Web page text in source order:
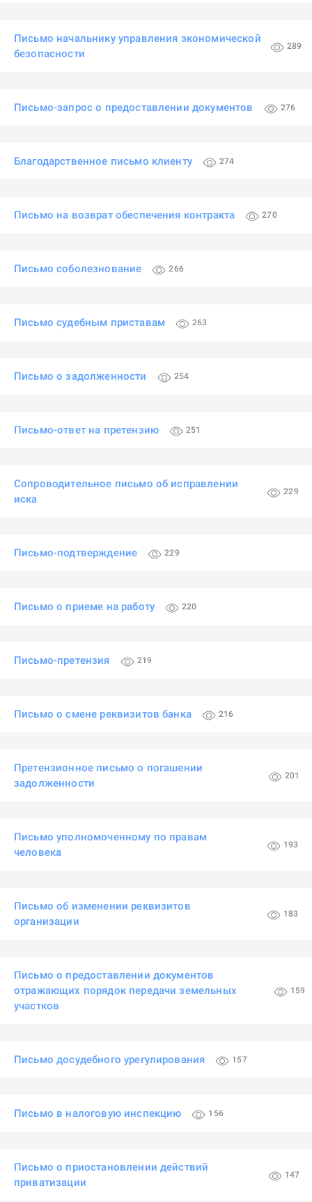
Письмо начальнику управления экономической
безопасности
289
Письмо-запрос о предоставлении документов 276
Благодарственное письмо клиенту 274
Письмо на возврат обеспечения контракта 270
Письмо соболезнование 266
Письмо судебным приставам 263
Письмо о задолженности 254
Письмо-ответ на претензию 251
Сопроводительное письмо об исправлении
иска
229
Письмо-подтверждение 229
Письмо о приеме на работу 220
Письмо-претензия 219
Письмо о смене реквизитов банка 216
Претензионное письмо о погашении
задолженности
201
Письмо уполномоченному по правам
человека
193
Письмо об изменении реквизитов
организации
183
Письмо о предоставлении документов
отражающих порядок передачи земельных
участков
159
Письмо досудебного урегулирования 157
Письмо в налоговую инспекцию 156
Письмо о приостановлении действий
приватизации
147